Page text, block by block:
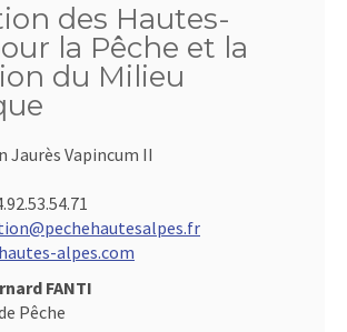
des Hautes-
la Pêche et la
du Milieu
Jaurès Vapincum II
alpes.com
FANTI
Pêche